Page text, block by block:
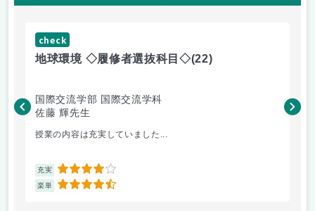
check
地球環境 ◇履修者選抜科目◇(22)
国際交流学部 国際交流学科
佐藤 輝先生
授業の内容は充実していました...
充実 4
楽単 4.5
佐